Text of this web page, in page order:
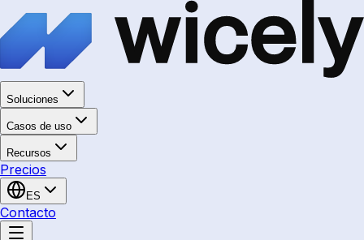
Soluciones
Casos de uso
Recursos
Precios
ES
Contacto